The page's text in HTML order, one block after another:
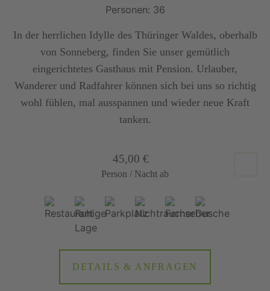
Personen: 36
In der herrlichen Idylle des Thüringer Waldes, oberhalb
von Sonneberg, finden Sie unser gemütlich
eingerichtetes Gasthaus mit Pension. Urlauber,
Wanderer und Radfahrer können sich bei uns so richtig
wohl fühlen, mal ausspannen und wieder neue Kraft
tanken.
45,00 €
Person / Nacht ab
DETAILS & ANFRAGEN